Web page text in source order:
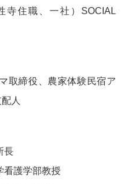
寺住職、一社）SOCIAL
取締役、農家体験民宿ア
人
長
看護学部教授